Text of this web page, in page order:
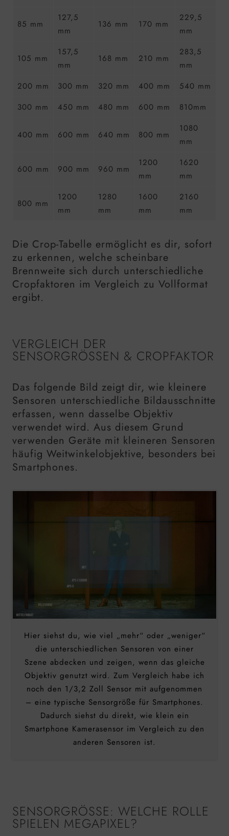
85 mm
127,5
mm
136 mm 170 mm
229,5
mm
105 mm
157,5
mm
168 mm 210 mm
283,5
mm
200 mm
300 mm 320 mm 400 mm
540 mm
300 mm
450 mm 480 mm 600 mm 810mm
400 mm 600 mm 640 mm 800 mm
1080
mm
600 mm 900 mm 960 mm
1200
mm
1620
mm
800 mm
1200
mm
1280
mm
1600
mm
2160
mm
Die Crop-Tabelle ermöglicht es dir, sofort
zu erkennen, welche scheinbare
Brennweite sich durch unterschiedliche
Cropfaktoren im Vergleich zu Vollformat
ergibt.
VERGLEICH DER
SENSORGRÖSSEN & CROPFAKTOR
Das folgende Bild zeigt dir, wie kleinere
Sensoren unterschiedliche Bildausschnitte
erfassen, wenn dasselbe Objektiv
verwendet wird. Aus diesem Grund
verwenden Geräte mit kleineren Sensoren
häufig Weitwinkelobjektive, besonders bei
Smartphones.
Hier siehst du, wie viel „mehr“ oder „weniger“
die unterschiedlichen Sensoren von einer
Szene abdecken und zeigen, wenn das gleiche
Objektiv genutzt wird. Zum Vergleich habe ich
noch den 1/3,2 Zoll Sensor mit aufgenommen
– eine typische Sensorgröße für Smartphones.
Dadurch siehst du direkt, wie klein ein
Smartphone Kamerasensor im Vergleich zu den
anderen Sensoren ist.
SENSORGRÖSSE: WELCHE ROLLE S
PIELEN MEGAPIXEL?